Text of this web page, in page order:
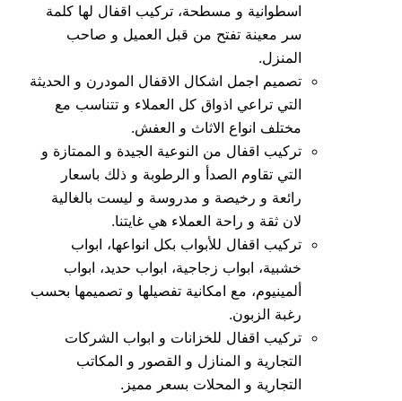
اسطوانية و مسطحة، تركيب اقفال لها كلمة
سر معينة تفتح من قبل العميل و صاحب
المنزل.
تصميم اجمل اشكال الاقفال المودرن و الحديثة
التي تراعي اذواق كل العملاء و تتناسب مع
مختلف انواع الاثاث و العفش.
تركيب اقفال من النوعية الجيدة و الممتازة و
التي تقاوم الصدأ و الرطوبة و ذلك باسعار
رائعة و رخيصة و مدروسة و ليست بالغالية
لان ثقة و راحة العملاء هي غايتنا.
تركيب اقفال للأبواب بكل انواعها، ابواب
خشبية، ابواب زجاجية، ابواب حديد، ابواب
ألمينيوم، مع امكانية تفصيلها و تصميمها بحسب
رغبة الزبون.
تركيب اقفال للخزانات و ابواب الشركات
التجارية و المنازل و القصور و المكاتب
التجارية و المحلات بسعر مميز.